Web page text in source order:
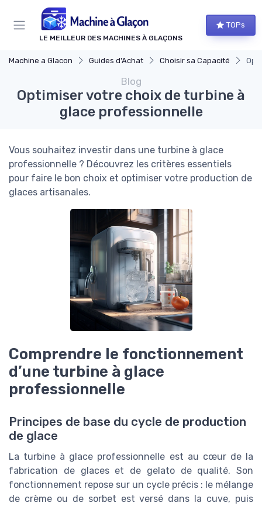
LE MEILLEUR DES MACHINES À GLAÇONS
TOPs
Machine a Glacon Guides d'Achat Choisir sa Capacité
Blog
Optimiser votre choix de turbine à
glace professionnelle
Vous souhaitez investir dans une turbine à glace
professionnelle ? Découvrez les critères essentiels
pour faire le bon choix et optimiser votre production de
glaces artisanales.
Comprendre le fonctionnement
d’une turbine à glace
professionnelle
Principes de base du cycle de production
de glace
La turbine à glace professionnelle est au cœur de la
fabrication de glaces et de gelato de qualité. Son
fonctionnement repose sur un cycle précis : le mélange
de crème ou de sorbet est versé dans la cuve, puis
Panneau de gestion des cookies